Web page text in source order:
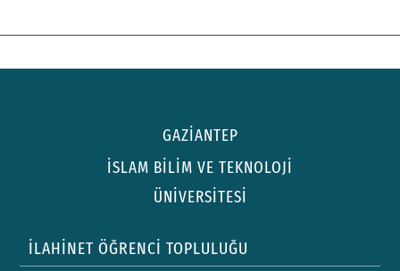
GAZİANTEP
İSLAM BİLİM VE TEKNOLOJİ
ÜNİVERSİTESİ
İLAHİNET ÖĞRENCİ TOPLULUĞU